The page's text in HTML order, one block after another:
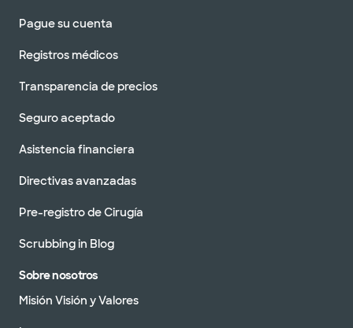
Pague su cuenta
Registros médicos
Transparencia de precios
Seguro aceptado
Asistencia financiera
Directivas avanzadas
Pre-registro de Cirugía
Scrubbing in Blog
Sobre nosotros
Misión Visión y Valores